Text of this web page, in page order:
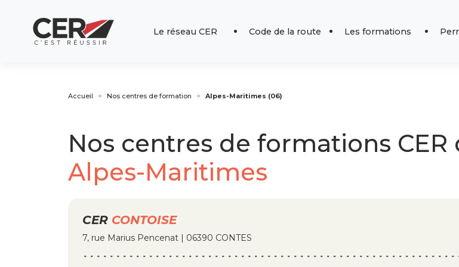
Le réseau CER Code de la route Les formations
Accueil Nos centres de formation Alpes-Maritimes (06)
Nos centres de formations
Alpes-Maritimes
CER CONTOISE
7, rue Marius Pencenat | 06390 CONTES